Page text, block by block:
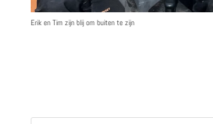
Erik en Tim zijn blij om buiten te zijn